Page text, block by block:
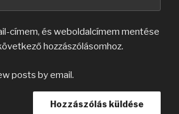
címem, és weboldalcímem mentése
hozzászólásomhoz.
posts by email.